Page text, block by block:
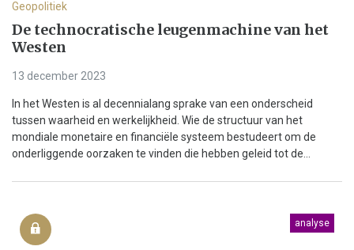
Geopolitiek
De technocratische leugenmachine van het
Westen
13 december 2023
In het Westen is al decennialang sprake van een onderscheid
tussen waarheid en werkelijkheid. Wie de structuur van het
mondiale monetaire en financiële systeem bestudeert om de
onderliggende oorzaken te vinden die hebben geleid tot de...
analyse